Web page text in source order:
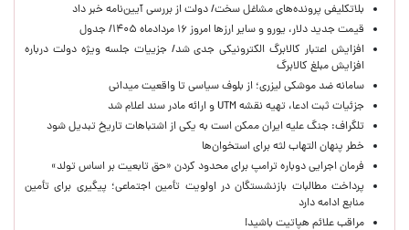
بلاتکلیفی پرونده‌های مشاغل سخت/ دولت از بررسی آیین‌نامه خبر داد
قیمت جدید دلار، یورو و سایر ارزها امروز ۱۶ مردادماه ۱۴۰۵/ جدول
افزایش اعتبار کالابرگ الکترونیکی جدی شد/ جزییات جلسه ویژه دولت درباره
افزایش مبلغ کالابرگ
سامانه ضد موشکی لیزری؛ از بلوف سیاسی تا واقعیت میدانی
جزئیات ثبت ادعا، تهیه نقشه UTM و ارائه مادر سند اعلام شد
تلگراف: جنگ علیه ایران ممکن است به یکی از اشتباهات تاریخ تبدیل شود
خطر پنهان التهاب لثه برای استخوان‌ها
فرمان اجرایی دوباره ترامپ برای محدود کردن «حق تابعیت بر اساس تولد»
پرداخت مطالبات بازنشستگان در اولویت تأمین اجتماعی؛ پیگیری برای تأمین
منابع ادامه دارد
مراقب علائم هپاتیت باشید!